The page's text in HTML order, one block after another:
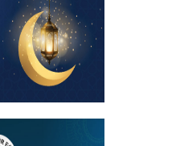
Olsun